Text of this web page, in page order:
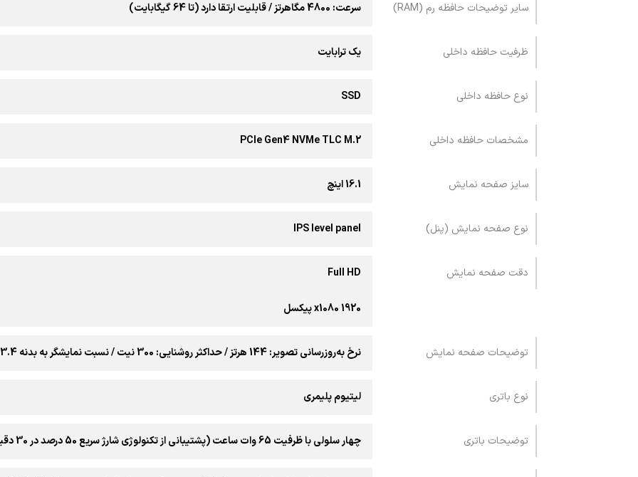
سایر توضیحات حافظه رم (RAM) سرعت: 4800 مگاهرتز / قابلیت ارتقا دارد (تا 64 گیگابایت)
ظرفیت حافظه داخلی یک ترابایت
نوع حافظه داخلی SSD
مشخصات حافظه داخلی PCIe Gen4 NVMe TLC M.2
سایز صفحه نمایش 16.1 اینچ
نوع صفحه نمایش (پنل) IPS level panel
دقت صفحه نمایش Full HD
1920 x1080 پیکسل
توضیحات صفحه نمایش نرخ به‌روزرسانی تصویر: 144 هرتز / حداکثر روشنایی: 300 نیت / نسبت نمایشگر به بدنه 83.4% / پوشش 45% دامنه رنگی NTSC
نوع باتری لیتیوم پلیمری
توضیحات باتری چهار سلولی با ظرفیت 65 وات ساعت (پشتیبانی از تکنولوژی شارژ سریع 50 درصد در 30 دقیقه)